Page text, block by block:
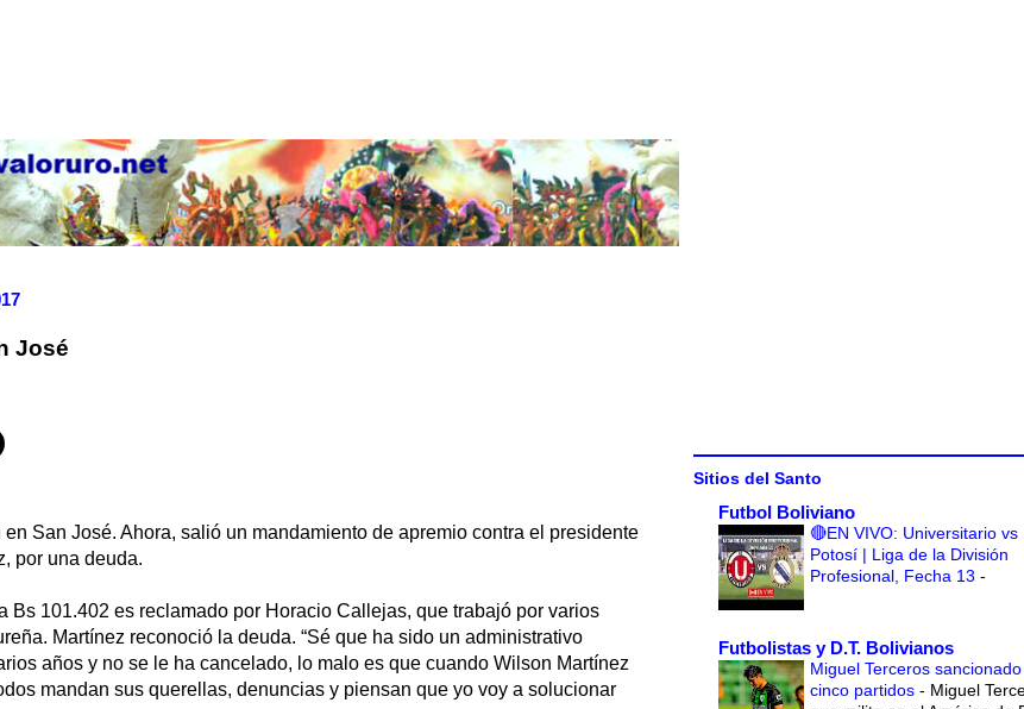
José
en San José. Ahora, salió un mandamiento de apremio contra el presidente
por una deuda.
Bs 101.402 es reclamado por Horacio Callejas, que trabajó por varios
Martínez reconoció la deuda. “Sé que ha sido un administrativo
años y no se le ha cancelado, lo malo es que cuando Wilson Martínez
mandan sus querellas, denuncias y piensan que yo voy a solucionar
Sitios del Santo
Futbol Boliviano
🔴EN VIVO: Universitario vs
Potosí | Liga de la División
Profesional, Fecha 13 -
Futbolistas y D.T. Bolivianos
Miguel Terceros
cinco partidos - Miguel